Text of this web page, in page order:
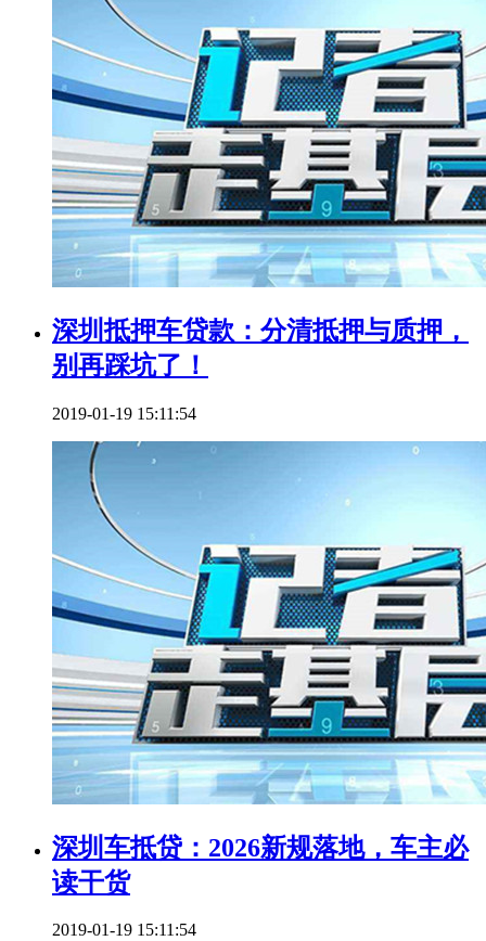
深圳抵押车贷款：分清抵押与质押，
别再踩坑了！
2019-01-19 15:11:54
深圳车抵贷：2026新规落地，车主必
读干货
2019-01-19 15:11:54